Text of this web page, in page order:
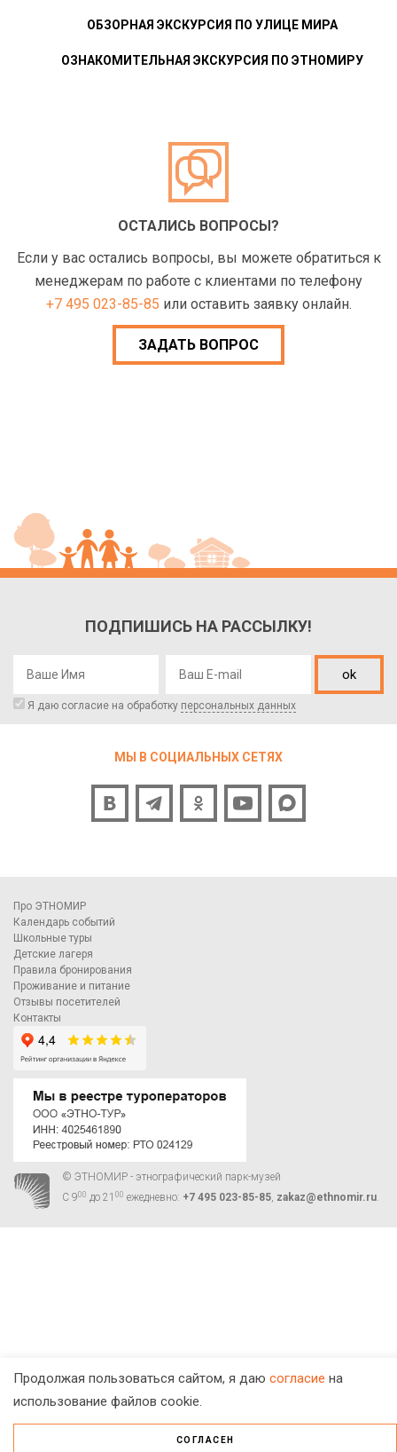
ОБЗОРНАЯ ЭКСКУРСИЯ ПО УЛИЦЕ МИРА
ОЗНАКОМИТЕЛЬНАЯ ЭКСКУРСИЯ ПО ЭТНОМИРУ
ОСТАЛИСЬ ВОПРОСЫ?
Если у вас остались вопросы, вы можете обратиться к
менеджерам по работе с клиентами по телефону
+7 495 023-85-85 или оставить заявку онлайн.
ЗАДАТЬ ВОПРОС
ПОДПИШИСЬ НА РАССЫЛКУ!
ok
Я даю согласие на обработку персональных данных
МЫ В СОЦИАЛЬНЫХ СЕТЯХ
Про ЭТНОМИР
Календарь событий
Школьные туры
Детские лагеря
Правила бронирования
Проживание и питание
Отзывы посетителей
Контакты
© ЭТНОМИР - этнографический парк-музей
С 900 до 21 00 ежедневно: +7 495 023-85-85, zakaz@ethnomir.ru.
Продолжая пользоваться сайтом, я даю согласие на
использование файлов cookie.
СОГЛАСЕН